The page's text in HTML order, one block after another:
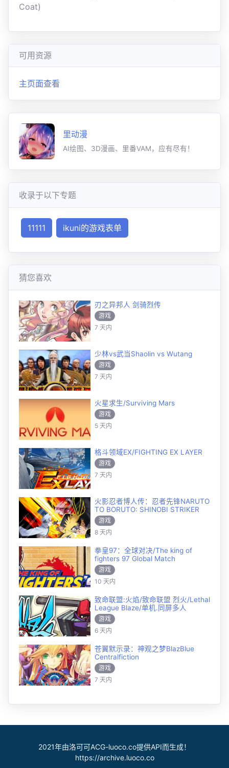
Coat)
可用资源
主页面查看
里动漫
AI绘图、3D漫画、里番VAM，应有尽有！
收录于以下专题
11111 ikuni的游戏表单
猜您喜欢
刃之异邦人 剑骑烈传
游戏
7 天内
少林vs武当Shaolin vs Wutang
游戏
7 天内
火星求生/Surviving Mars
游戏
5 天内
格斗领域EX/FIGHTING EX LAYER
游戏
7 天内
火影忍者博人传：忍者先锋NARUTO
TO BORUTO: SHINOBI STRIKER
游戏
8 天内
拳皇97：全球对决/The king of
fighters 97 Global Match
游戏
10 天内
致命联盟:火焰/致命联盟 烈火/Lethal
League Blaze/单机.同屏多人
游戏
6 天内
苍翼默示录：神观之梦BlazBlue
Centralfiction
游戏
7 天内
2021年由洛可可ACG-luoco.co提供API而生成！
https://archive.luoco.co